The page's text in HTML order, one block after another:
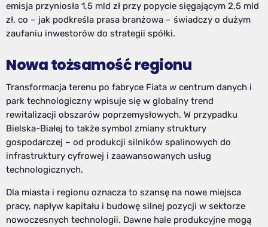
emisja przyniosła 1,5 mld zł przy popycie sięgającym 2,5 mld
zł, co – jak podkreśla prasa branżowa – świadczy o dużym
zaufaniu inwestorów do strategii spółki.
Nowa tożsamość regionu
Transformacja terenu po fabryce Fiata w centrum danych i
park technologiczny wpisuje się w globalny trend
rewitalizacji obszarów poprzemysłowych. W przypadku
Bielska-Białej to także symbol zmiany struktury
gospodarczej – od produkcji silników spalinowych do
infrastruktury cyfrowej i zaawansowanych usług
technologicznych.
Dla miasta i regionu oznacza to szansę na nowe miejsca
pracy, napływ kapitału i budowę silnej pozycji w sektorze
nowoczesnych technologii. Dawne hale produkcyjne mogą